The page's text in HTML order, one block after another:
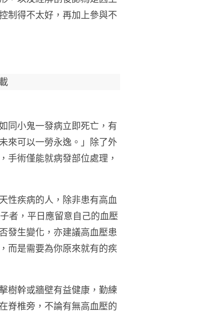
制得不太好，再加上參與不
同小鬼一發病立即死亡，有
來可以一勞永逸。」除了外
手術僅能就病發部位處理，
性疾病的人，除非患有高血
者，平日應留意自己的血壓
發生變化，亦建議高血壓患
而是需要為你原來就有的疾
樹幹或牆壁有益健康，勤練
脊椎旁，不論有無高血壓的